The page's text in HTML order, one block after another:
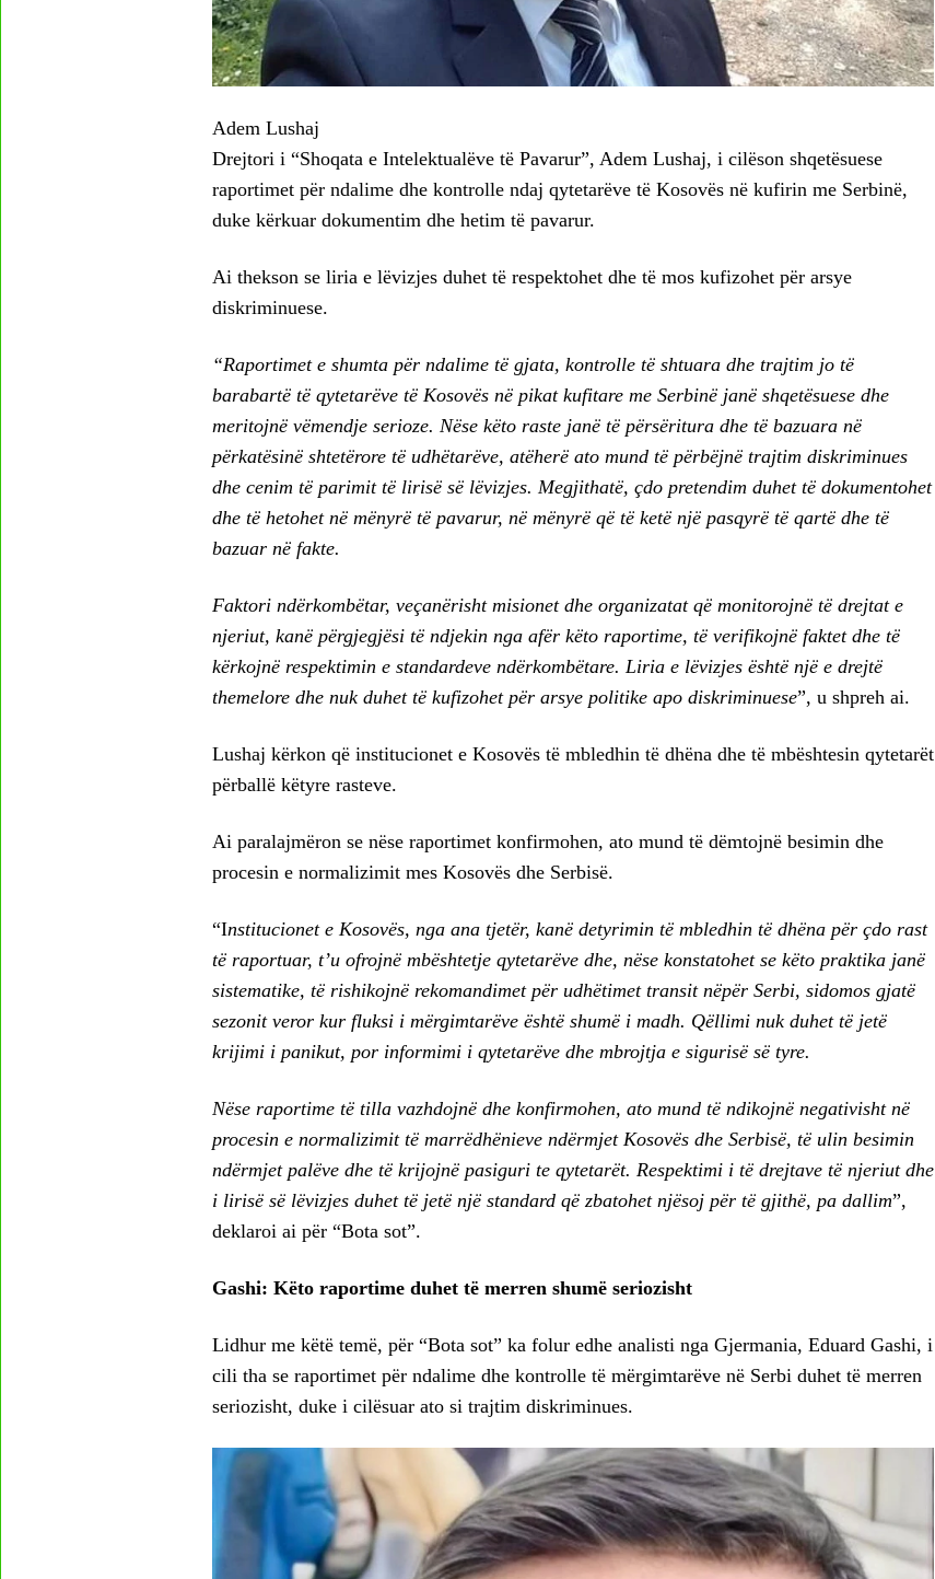
Adem Lushaj
Drejtori i “Shoqata e Intelektualëve të Pavarur”, Adem Lushaj, i cilëson shqetësuese
raportimet për ndalime dhe kontrolle ndaj qytetarëve të Kosovës në kufirin me Serbinë,
duke kërkuar dokumentim dhe hetim të pavarur.
Ai thekson se liria e lëvizjes duhet të respektohet dhe të mos kufizohet për arsye
diskriminuese.
“Raportimet e shumta për ndalime të gjata, kontrolle të shtuara dhe trajtim jo të
barabartë të qytetarëve të Kosovës në pikat kufitare me Serbinë janë shqetësuese dhe
meritojnë vëmendje serioze. Nëse këto raste janë të përsëritura dhe të bazuara në
përkatësinë shtetërore të udhëtarëve, atëherë ato mund të përbëjnë trajtim diskriminues
dhe cenim të parimit të lirisë së lëvizjes. Megjithatë, çdo pretendim duhet të dokumentohet
dhe të hetohet në mënyrë të pavarur, në mënyrë që të ketë një pasqyrë të qartë dhe të
bazuar në fakte.
Faktori ndërkombëtar, veçanërisht misionet dhe organizatat që monitorojnë të drejtat e
njeriut, kanë përgjegjësi të ndjekin nga afër këto raportime, të verifikojnë faktet dhe të
kërkojnë respektimin e standardeve ndërkombëtare. Liria e lëvizjes është një e drejtë
themelore dhe nuk duhet të kufizohet për arsye politike apo diskriminuese”, u shpreh ai.
Lushaj kërkon që institucionet e Kosovës të mbledhin të dhëna dhe të mbështesin qytetarët
përballë këtyre rasteve.
Ai paralajmëron se nëse raportimet konfirmohen, ato mund të dëmtojnë besimin dhe
procesin e normalizimit mes Kosovës dhe Serbisë.
“Institucionet e Kosovës, nga ana tjetër, kanë detyrimin të mbledhin të dhëna për çdo rast
të raportuar, t’u ofrojnë mbështetje qytetarëve dhe, nëse konstatohet se këto praktika janë
sistematike, të rishikojnë rekomandimet për udhëtimet transit nëpër Serbi, sidomos gjatë
sezonit veror kur fluksi i mërgimtarëve është shumë i madh. Qëllimi nuk duhet të jetë
krijimi i panikut, por informimi i qytetarëve dhe mbrojtja e sigurisë së tyre.
Nëse raportime të tilla vazhdojnë dhe konfirmohen, ato mund të ndikojnë negativisht në
procesin e normalizimit të marrëdhënieve ndërmjet Kosovës dhe Serbisë, të ulin besimin
ndërmjet palëve dhe të krijojnë pasiguri te qytetarët. Respektimi i të drejtave të njeriut dhe
i lirisë së lëvizjes duhet të jetë një standard që zbatohet njësoj për të gjithë, pa dallim”,
deklaroi ai për “Bota sot”.
Gashi: Këto raportime duhet të merren shumë seriozisht
Lidhur me këtë temë, për “Bota sot” ka folur edhe analisti nga Gjermania, Eduard Gashi, i
cili tha se raportimet për ndalime dhe kontrolle të mërgimtarëve në Serbi duhet të merren
seriozisht, duke i cilësuar ato si trajtim diskriminues.